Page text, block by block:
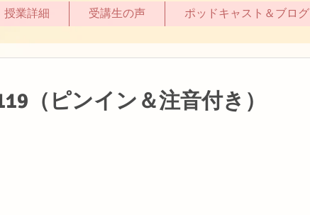
授業詳細 受講生の声 ポッドキャスト＆ブログ
（ピンイン＆注音付き）